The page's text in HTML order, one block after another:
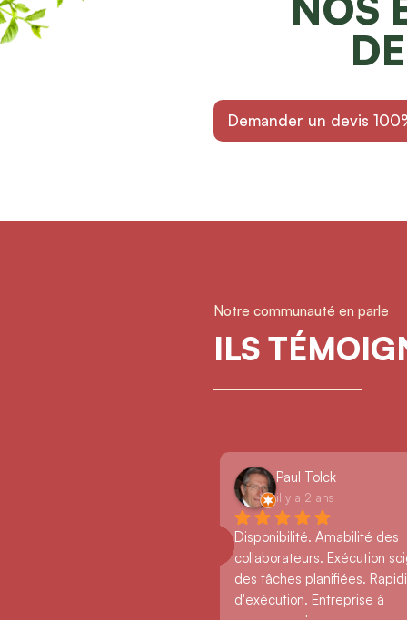
Demander un devis
Notre communauté en parle
ILS
Paul Tolck
il y a 2 ans
Disponibilité. Amabilité des
collaborateurs. Exécution
des tâches planifiées.
d'exécution. Entreprise à